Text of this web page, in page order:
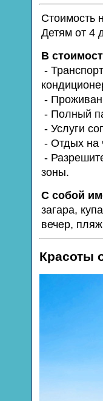
Стоимость
Детям от 4
В
-
-
- Полный
- Услуги
- Отдых на
-
зоны.
С собой
загара,
Красоты